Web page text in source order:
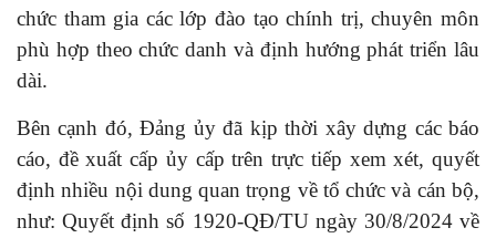
chức tham gia các lớp đào tạo chính trị, chuyên môn
phù hợp theo chức danh và định hướng phát triển lâu
dài.
Bên cạnh đó, Đảng ủy đã kịp thời xây dựng các báo
cáo, đề xuất cấp ủy cấp trên trực tiếp xem xét, quyết
định nhiều nội dung quan trọng về tổ chức và cán bộ,
như: Quyết định số 1920-QĐ/TU ngày 30/8/2024 về